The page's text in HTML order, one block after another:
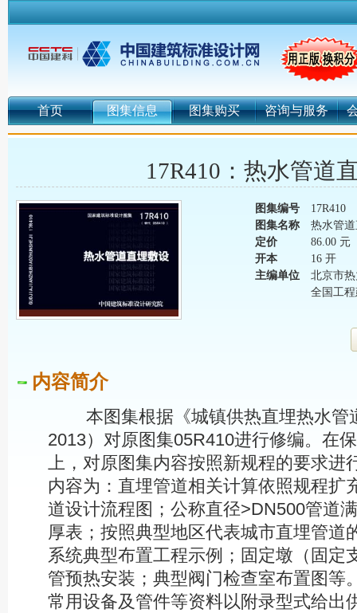
首页 图集信息 图集购买 咨询与服务
17R410：热水管道
图集编号
17R410
图集名称
热水管
定价
86.00 元
开本
16 开
主编单位
北京市
全国工
内容简介
本图集根据《城镇供热直埋热水管
2013）对原图集05R410进行修编。在
上，对原图集内容按照新规程的要求进
内容为：直埋管道相关计算依照规程扩
道设计流程图；公称直径>DN500管道
厚表；按照典型地区代表城市直埋管道
系统典型布置工程示例；固定墩（固定
管预热安装；典型阀门检查室布置图等
常用设备及管件等资料以附录型式给出